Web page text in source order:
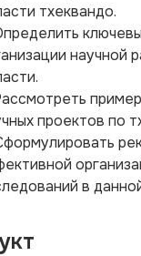
тхеквандо.
научной
проектов по
в